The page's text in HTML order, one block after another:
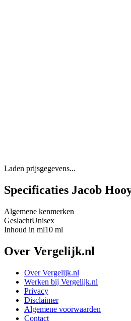
Laden prijsgegevens...
Specificaties Jacob
Algemene kenmerken
GeslachtUnisex
Inhoud in ml10 ml
Over Vergelijk.nl
Over Vergelijk.nl
Werken bij Vergelijk.nl
Privacy
Disclaimer
Algemene voorwaarden
Contact